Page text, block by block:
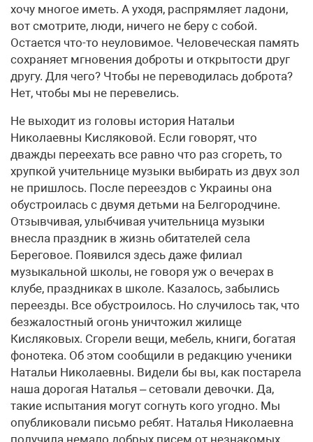
хочу многое иметь. А уходя, распрямляет ладони,
вот смотрите, люди, ничего не беру с собой.
Остается что-то неуловимое. Человеческая память
сохраняет мгновения доброты и открытости друг
другу. Для чего? Чтобы не переводилась доброта?
Нет, чтобы мы не перевелись.
Не выходит из головы история Натальи
Николаевны Кисляковой. Если говорят, что
дважды переехать все равно что раз сгореть, то
хрупкой учительнице музыки выбирать из двух зол
не пришлось. После переездов с Украины она
обустроилась с двумя детьми на Белгородчине.
Отзывчивая, улыбчивая учительница музыки
внесла праздник в жизнь обитателей села
Береговое. Появился здесь даже филиал
музыкальной школы, не говоря уж о вечерах в
клубе, праздниках в школе. Казалось, забылись
переезды. Все обустроилось. Но случилось так, что
безжалостный огонь уничтожил жилище
Кисляковых. Сгорели вещи, мебель, книги, богатая
фонотека. Об этом сообщили в редакцию ученики
Натальи Николаевны. Видели бы вы, как постарела
наша дорогая Наталья – сетовали девочки. Да,
такие испытания могут согнуть кого угодно. Мы
опубликовали письмо ребят. Наталья Николаевна
получила немало добрых писем от незнакомых